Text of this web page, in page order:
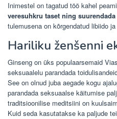
Inimestel on tagatud töö kahel
veresuhkru taset ning
tulemusena on kõrgendatud libiido
Hariliku ženšenni
Ginseng on üks populaarsemaid
seksuaalelu parandada
See on olnud juba aegade kogu
parandada seksuaalse käitumise
traditsioonilise meditsiini on
Kuid seda kasutatakse ka paljude